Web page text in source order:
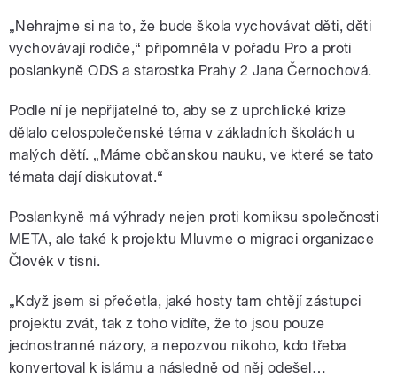
pause
migrační krizi? Hosty Tomáše
Pavlíčka byla starostka Prahy 2 a
poslankyně Jana Černochová (ODS)
a ředitel programu Jeden svět na
společnosti Člověk
tísni.
„Nehrajme si na to, že bude škola vychovávat děti, děti
vychovávají rodiče,“ připomněla v pořadu Pro a proti
poslankyně ODS a starostka Prahy 2 Jana Černochová.
Podle ní je nepřijatelné to, aby se z uprchlické krize
dělalo celospolečenské téma v základních školách u
malých dětí. „Máme občanskou nauku, ve které se tato
témata dají diskutovat.“
Poslankyně má výhrady nejen proti komiksu společnosti
META, ale také k projektu Mluvme o migraci organizace
Člověk v tísni.
„Když jsem si přečetla, jaké hosty tam chtějí zástupci
projektu zvát, tak z toho vidíte, že to jsou pouze
jednostranné názory, a nepozvou nikoho, kdo třeba
konvertoval k islámu a následně od něj odešel…